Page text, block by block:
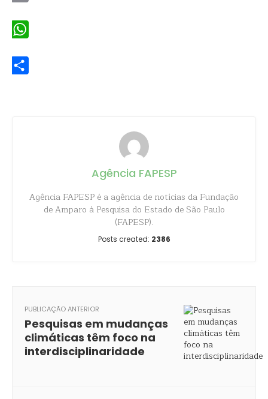
Agência FAPESP
Agência FAPESP é a agência de notícias da Fundação
de Amparo à Pesquisa do Estado de São Paulo
(FAPESP).
Posts created: 2386
PUBLICAÇÃO ANTERIOR
Pesquisas em mudanças
climáticas têm foco na
interdisciplinaridade